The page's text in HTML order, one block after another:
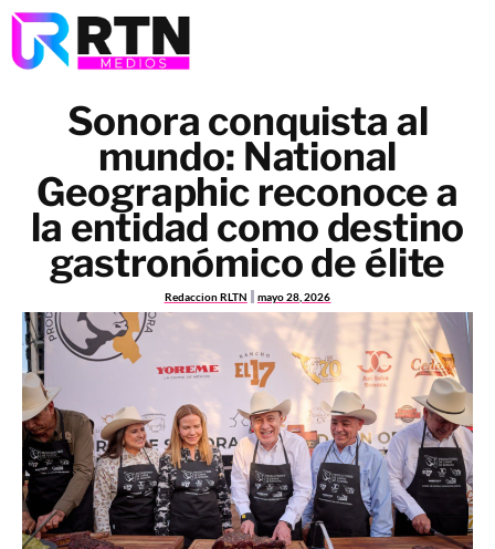
Sonora conquista al
mundo: National
Geographic reconoce a
la entidad como destino
gastronómico de élite
Redaccion RLTN mayo 28, 2026